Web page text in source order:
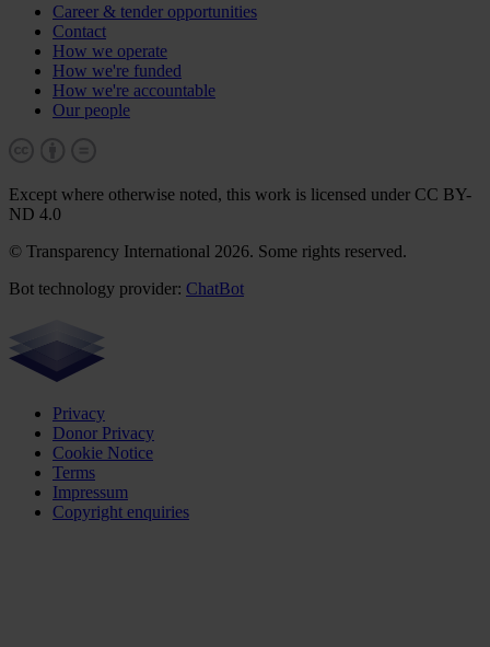
Career & tender opportunities
Contact
How we operate
How we're funded
How we're accountable
Our people
Except where otherwise noted, this work is licensed under CC BY-
ND 4.0
© Transparency International 2026. Some rights reserved.
Bot technology provider: ChatBot
Privacy
Donor Privacy
Cookie Notice
Terms
Impressum
Copyright enquiries